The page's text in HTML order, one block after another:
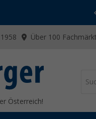
Über 100
Österreich!